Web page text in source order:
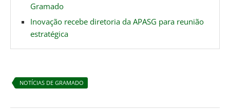
Gramado
Inovação recebe diretoria da APASG para reunião
estratégica
NOTÍCIAS DE GRAMADO